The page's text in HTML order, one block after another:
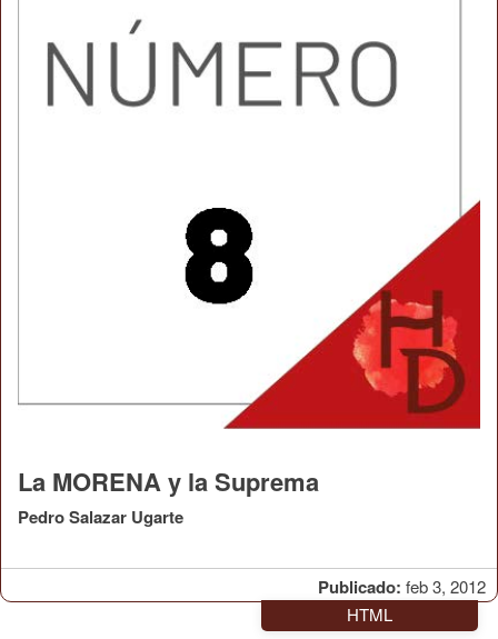
Publicado: feb 3, 2012
La MORENA y la Suprema
Pedro Salazar Ugarte
HTML